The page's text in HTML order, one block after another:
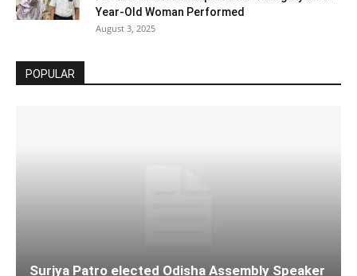
Year-Old Woman Performed
August 3, 2025
POPULAR
Surjya Patro elected Odisha Assembly Speaker